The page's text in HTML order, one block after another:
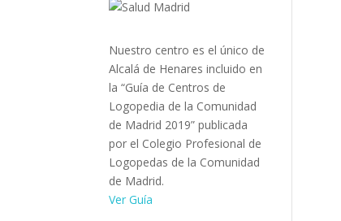
Nuestro centro es el único de
Alcalá de Henares incluido en
la “Guía de Centros de
Logopedia de la Comunidad
de Madrid 2019” publicada
por el Colegio Profesional de
Logopedas de la Comunidad
de Madrid.
Ver Guía